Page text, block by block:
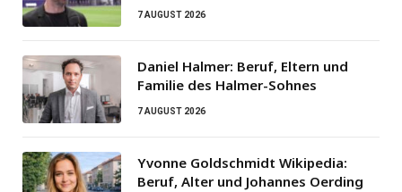
7 AUGUST 2026
Daniel Halmer: Beruf, Eltern und
Familie des Halmer-Sohnes
7 AUGUST 2026
Yvonne Goldschmidt Wikipedia:
Beruf, Alter und Johannes Oerding